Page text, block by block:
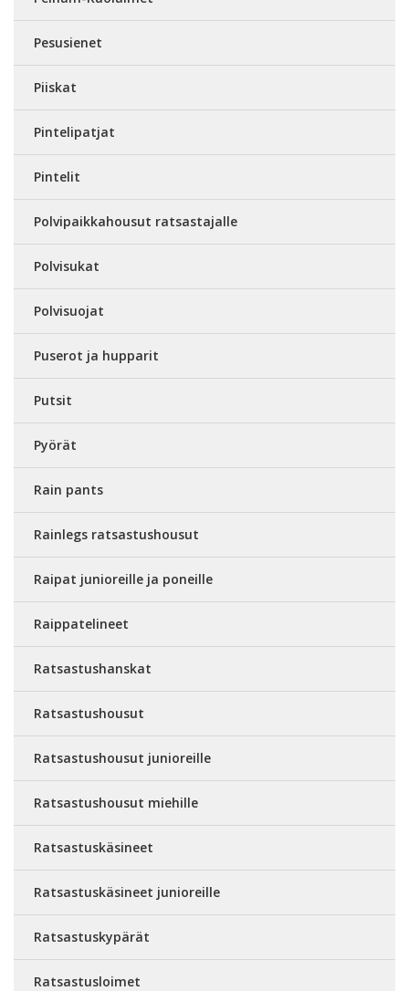
Pesusienet
Piiskat
Pintelipatjat
Pintelit
Polvipaikkahousut ratsastajalle
Polvisukat
Polvisuojat
Puserot ja hupparit
Putsit
Pyörät
Rain pants
Rainlegs ratsastushousut
Raipat junioreille ja poneille
Raippatelineet
Ratsastushanskat
Ratsastushousut
Ratsastushousut junioreille
Ratsastushousut miehille
Ratsastuskäsineet
Ratsastuskäsineet junioreille
Ratsastuskypärät
Ratsastusloimet